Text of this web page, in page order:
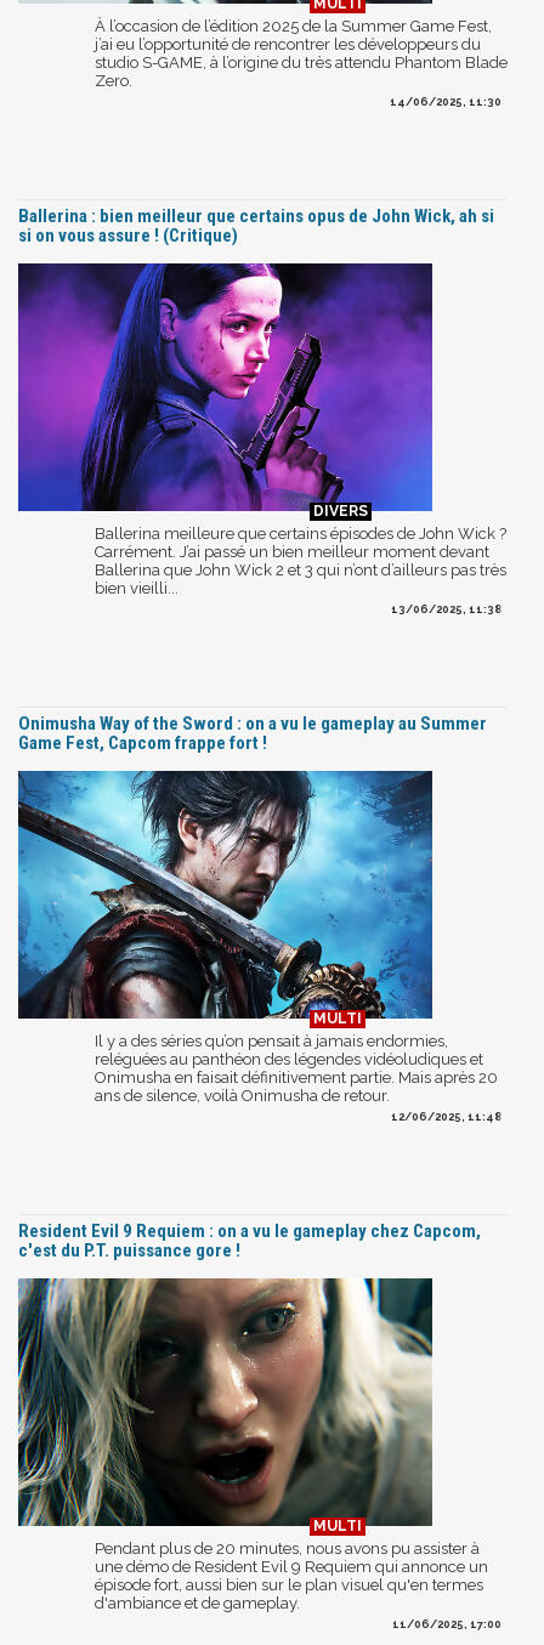
À l’occasion de l’édition 2025 de la Summer Game Fest,
j’ai eu l’opportunité de rencontrer les développeurs du
studio S-GAME, à l’origine du très attendu Phantom Blade
Zero.
14/06/2025, 11:30
Ballerina : bien meilleur que certains opus de John Wick, ah si
si on vous assure ! (Critique)
Ballerina meilleure que certains épisodes de John Wick ?
Carrément. J’ai passé un bien meilleur moment devant
Ballerina que John Wick 2 et 3 qui n’ont d’ailleurs pas très
bien vieilli...
13/06/2025, 11:38
Onimusha Way of the Sword : on a vu le gameplay au Summer
Game Fest, Capcom frappe fort !
Il y a des séries qu’on pensait à jamais endormies,
reléguées au panthéon des légendes vidéoludiques et
Onimusha en faisait définitivement partie. Mais après 20
ans de silence, voilà Onimusha de retour.
12/06/2025, 11:48
Resident Evil 9 Requiem : on a vu le gameplay chez Capcom,
c'est du P.T. puissance gore !
Pendant plus de 20 minutes, nous avons pu assister à
une démo de Resident Evil 9 Requiem qui annonce un
épisode fort, aussi bien sur le plan visuel qu'en termes
d'ambiance et de gameplay.
11/06/2025, 17:00